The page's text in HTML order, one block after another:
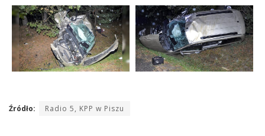
Źródło: Radio 5, KPP w Piszu